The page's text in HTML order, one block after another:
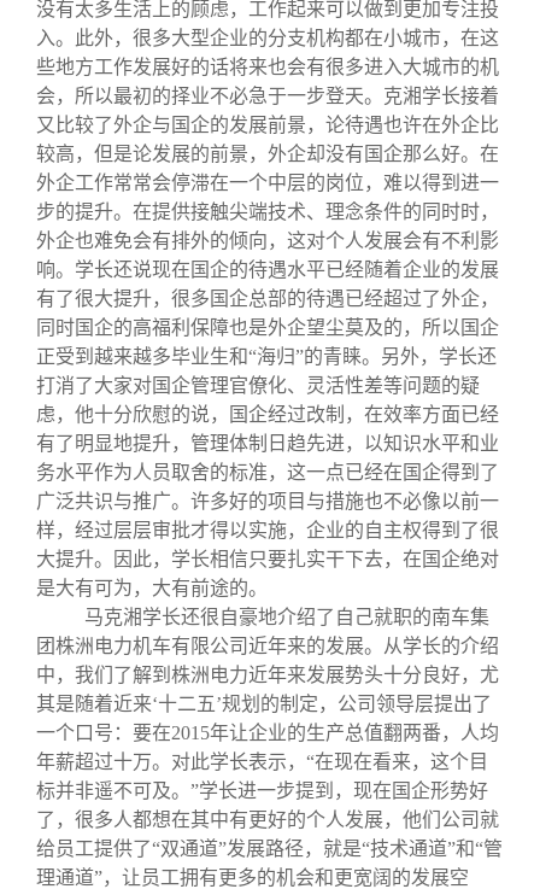
没有太多生活上的顾虑，工作起来可以做到更加专注投
入。此外，很多大型企业的分支机构都在小城市，在这
些地方工作发展好的话将来也会有很多进入大城市的机
会，所以最初的择业不必急于一步登天。克湘学长接着
又比较了外企与国企的发展前景，论待遇也许在外企比
较高，但是论发展的前景，外企却没有国企那么好。在
外企工作常常会停滞在一个中层的岗位，难以得到进一
步的提升。在提供接触尖端技术、理念条件的同时时，
外企也难免会有排外的倾向，这对个人发展会有不利影
响。学长还说现在国企的待遇水平已经随着企业的发展
有了很大提升，很多国企总部的待遇已经超过了外企，
同时国企的高福利保障也是外企望尘莫及的，所以国企
正受到越来越多毕业生和“海归”的青睐。另外，学长还
打消了大家对国企管理官僚化、灵活性差等问题的疑
虑，他十分欣慰的说，国企经过改制，在效率方面已经
有了明显地提升，管理体制日趋先进，以知识水平和业
务水平作为人员取舍的标准，这一点已经在国企得到了
广泛共识与推广。许多好的项目与措施也不必像以前一
样，经过层层审批才得以实施，企业的自主权得到了很
大提升。因此，学长相信只要扎实干下去，在国企绝对
是大有可为，大有前途的。
马克湘学长还很自豪地介绍了自己就职的南车集
团株洲电力机车有限公司近年来的发展。从学长的介绍
中，我们了解到株洲电力近年来发展势头十分良好，尤
其是随着近来‘十二五’规划的制定，公司领导层提出了
一个口号：要在2015年让企业的生产总值翻两番，人均
年薪超过十万。对此学长表示，“在现在看来，这个目
标并非遥不可及。”学长进一步提到，现在国企形势好
了，很多人都想在其中有更好的个人发展，他们公司就
给员工提供了“双通道”发展路径，就是“技术通道”和“管
理通道”，让员工拥有更多的机会和更宽阔的发展空